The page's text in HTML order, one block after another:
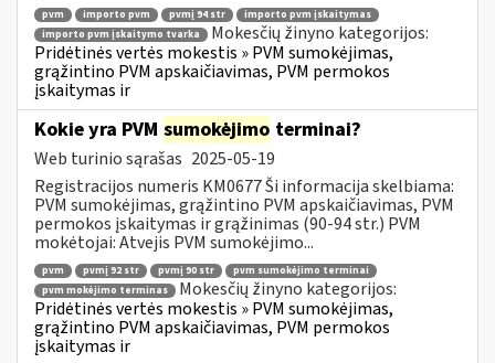
pvm importo pvm pvmį 94 str
importo pvm įskaitymas
importo pvm įskaitymo tvarka
Mokesčių žinyno kategorijos:
Pridėtinės vertės mokestis » PVM sumokėjimas,
grąžintino PVM apskaičiavimas, PVM permokos
įskaitymas ir
Kokie yra PVM sumokėjimo terminai?
Web turinio sąrašas 2025-05-19
Registracijos numeris KM0677 Ši informacija skelbiama:
PVM sumokėjimas, grąžintino PVM apskaičiavimas, PVM
permokos įskaitymas ir grąžinimas (90-94 str.) PVM
mokėtojai: Atvejis PVM sumokėjimo...
pvm pvmį 92 str pvmį 90 str
pvm sumokėjimo terminai
pvm mokėjimo terminas
Mokesčių žinyno kategorijos:
Pridėtinės vertės mokestis » PVM sumokėjimas,
grąžintino PVM apskaičiavimas, PVM permokos
įskaitymas ir